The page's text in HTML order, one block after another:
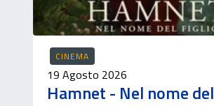
CINEMA
19 Agosto 2026
Hamnet - Nel nome